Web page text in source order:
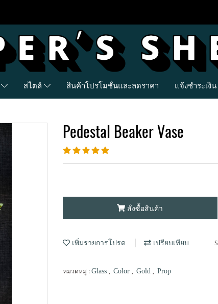
สไตล์ สินค้าโปรโมชั่นและลดราคา แจ้งชำระเงิน
Pedestal Beaker Vase
สั่งซื้อสินค้า
เพิ่มรายการโปรด เปรียบเทียบ
หมวดหมู่ : Glass , Color , Gold , Prop